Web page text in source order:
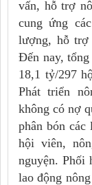
vấn, hỗ trợ
cung ứng
lượng, hỗ trợ
Đến nay,
18,1 tỷ/297
Phát triển
không có nợ
phân bón các
hội viên,
nguyện. Phối
lao động